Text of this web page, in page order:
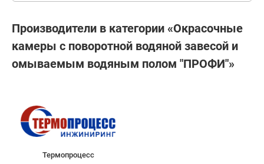
Производители в категории «Окрасочные
камеры с поворотной водяной завесой и
омываемым водяным полом "ПРОФИ"»
Термопроцесс